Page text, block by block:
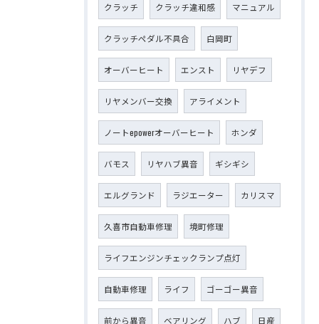
クラッチ クラッチ違和感 マニュアル
クラッチペダル不具合 白岡町
オーバーヒート エンスト リヤデフ
リヤメンバー交換 アライメント
ノートepowerオーバーヒート ホンダ
バモス リヤハブ異音 ギシギシ
エルグランド ラジエーター カリスマ
久喜市自動車修理 境町修理
ライフエンジンチェックランプ点灯
自動車修理 ライフ ゴーゴー異音
前から異音 ベアリング ハブ 日産